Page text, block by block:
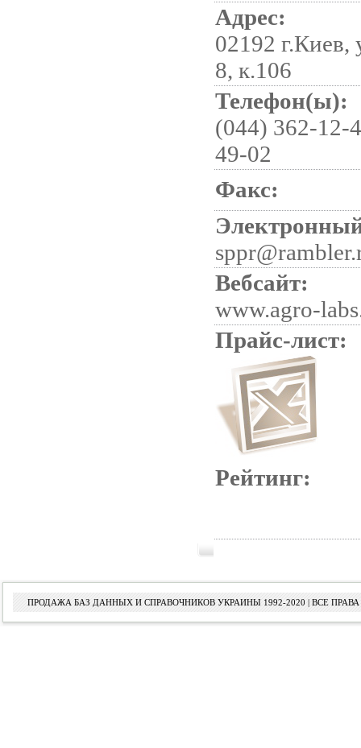
Адрес:
02192 г.Киев,
8, к.106
Телефон(ы):
(044) 362-12-
49-02
Факс:
Вебсайт:
www.agro-
Прайс-лист:
Рейтинг:
ПРОДАЖА БАЗ ДАННЫХ И СПРАВОЧНИКОВ УКРАИНЫ 1992-2020 | ВСЕ